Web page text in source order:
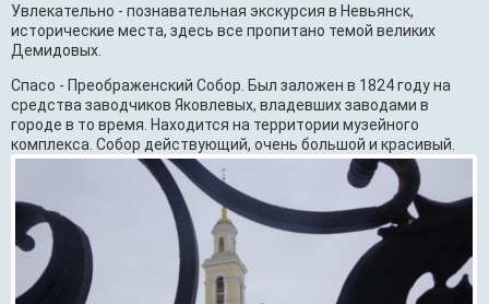
Увлекательно - познавательная экскурсия в Невьянск,
исторические места, здесь все пропитано темой великих
Демидовых.
Спасо - Преображенский Собор. Был заложен в 1824 году на
средства заводчиков Яковлевых, владевших заводами в
городе в то время. Находится на территории музейного
комплекса. Собор действующий, очень большой и красивый.